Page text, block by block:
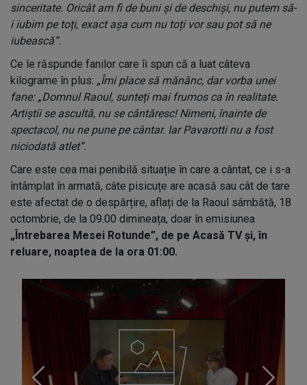
sinceritate. Oricât am fi de buni și de deschiși, nu putem să-
i iubim pe toți, exact așa cum nu toți vor sau pot să ne
iubească”.
Ce le răspunde fanilor care îi spun că a luat câteva
kilograme în plus: „Îmi place să mănânc, dar vorba unei
fane: „Domnul Raoul, sunteți mai frumos ca în realitate.
Artiștii se ascultă, nu se cântăresc! Nimeni, înainte de
spectacol, nu ne pune pe cântar. Iar Pavarotti nu a fost
niciodată atlet”.
Care este cea mai penibilă situație în care a cântat, ce i s-a
întâmplat în armată, câte pisicuțe are acasă sau cât de tare
este afectat de o despărțire, aflați de la Raoul sâmbătă, 18
octombrie, de la 09.00 dimineața, doar în emisiunea
„Întrebarea Mesei Rotunde”, de pe Acasă TV și, în
reluare, noaptea de la ora 01:00.